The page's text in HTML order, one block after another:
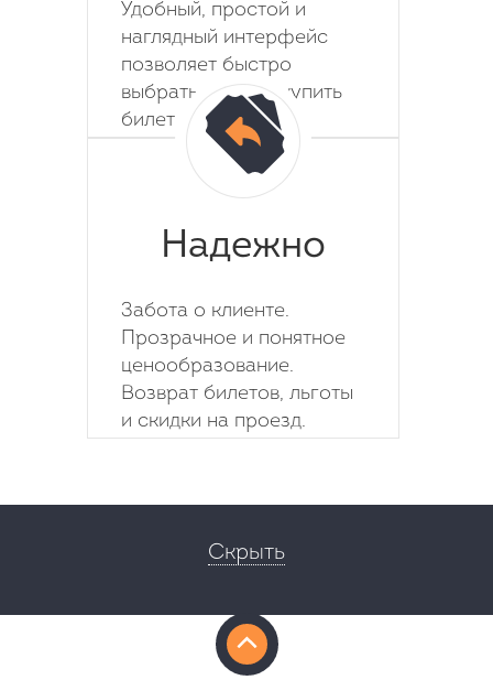
Удобный, простой и
наглядный интерфейс
позволяет быстро
выбрать место и купить
билет на автобус.
Надежно
Забота о клиенте.
Прозрачное и понятное
ценообразование.
Возврат билетов, льготы
и скидки на проезд.
Скрыть